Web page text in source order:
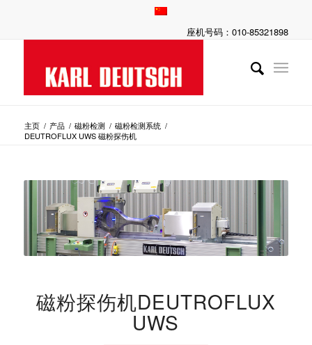
座机号码：010-85321898
主页 / 产品 / 磁粉检测 / 磁粉检测系统 /
DEUTROFLUX UWS 磁粉探伤机
磁粉探伤机DEUTROFLUX
UWS